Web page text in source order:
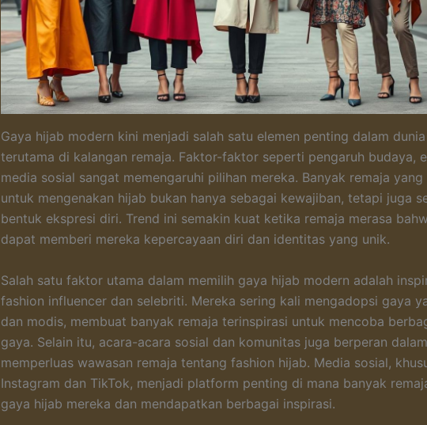
Gaya hijab modern kini menjadi salah satu elemen penting dalam
terutama di kalangan remaja. Faktor-faktor seperti pengaruh budaya,
media sosial sangat memengaruhi pilihan mereka. Banyak remaja yang
untuk mengenakan hijab bukan hanya sebagai kewajiban, tetapi juga
bentuk ekspresi diri. Trend ini semakin kuat ketika remaja merasa
dapat memberi mereka kepercayaan diri dan identitas yang unik.
Salah satu faktor utama dalam memilih gaya hijab modern adalah
fashion influencer dan selebriti. Mereka sering kali mengadopsi gaya
dan modis, membuat banyak remaja terinspirasi untuk mencoba
gaya. Selain itu, acara-acara sosial dan komunitas juga berperan dalam
memperluas wawasan remaja tentang fashion hijab. Media sosial,
Instagram dan TikTok, menjadi platform penting di mana banyak
gaya hijab mereka dan mendapatkan berbagai inspirasi.